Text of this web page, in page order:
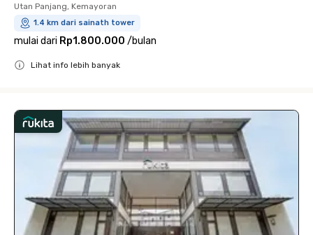
Utan Panjang, Kemayoran
1.4 km dari sainath tower
mulai dari Rp1.800.000 /bulan
Lihat info lebih banyak